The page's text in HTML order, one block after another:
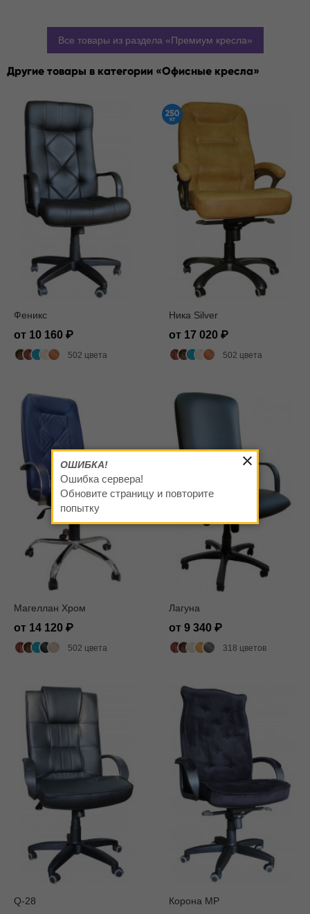
Все товары из раздела Премиум кресла
Другие товары в категории Офисные кресла
Феникс
от 10 160
502 цвета
Ника Silver
от 17 020
502 цвета
Магеллан Хром
от 14 120
502 цвета
Лагуна
от 9 340
318 цветов
Q-28 Корона MP
ОШИБКА!
Ошибка сервера!
Обновите страницу и повторите
попытку